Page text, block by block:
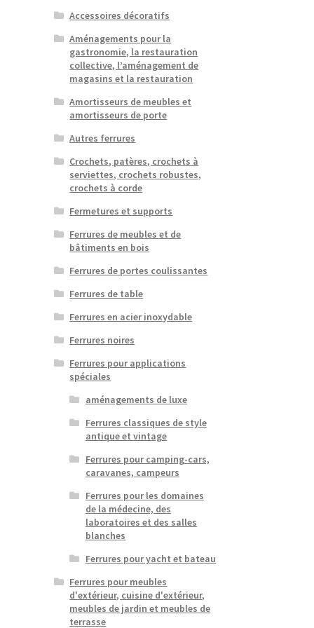
Accessoires décoratifs
Aménagements pour la
gastronomie, la restauration
collective, l’aménagement de
magasins et la restauration
Amortisseurs de meubles et
amortisseurs de porte
Autres ferrures
Crochets, patères, crochets à
serviettes, crochets robustes,
crochets à corde
Fermetures et supports
Ferrures de meubles et de
bâtiments en bois
Ferrures de portes coulissantes
Ferrures de table
Ferrures en acier inoxydable
Ferrures noires
Ferrures pour applications
spéciales
aménagements de luxe
Ferrures classiques de style
antique et vintage
Ferrures pour camping-cars,
caravanes, campeurs
Ferrures pour les domaines
de la médecine, des
laboratoires et des salles
blanches
Ferrures pour yacht et bateau
Ferrures pour meubles
d'extérieur, cuisine d'extérieur,
meubles de jardin et meubles de
terrasse